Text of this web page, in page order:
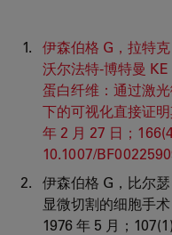
伊森伯格 G，拉特
沃尔法特-博特曼
蛋白纤维：通过激
下的可视化直接证
年 2 月 27 日；
10.1007/
伊森伯格 G，比尔
显微切割的细胞手
1976 年 5 月；